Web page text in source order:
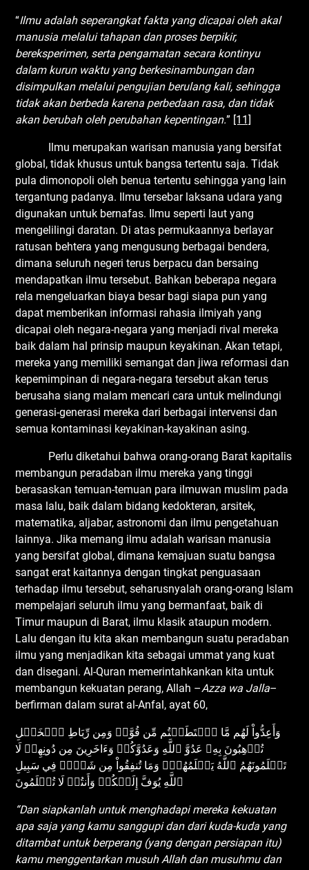
“Ilmu adalah seperangkat fakta yang dicapai oleh akal
manusia melalui tahapan dan proses berpikir,
bereksperimen, serta pengamatan secara kontinyu
dalam kurun waktu yang berkesinambungan dan
disimpulkan melalui pengujian berulang kali, sehingga
tidak akan berbeda karena perbedaan rasa, dan tidak
akan berubah oleh perubahan kepentingan.” [11]
Ilmu merupakan warisan manusia yang bersifat
global, tidak khusus untuk bangsa tertentu saja. Tidak
pula dimonopoli oleh benua tertentu sehingga yang lain
tergantung padanya. Ilmu tersebar laksana udara yang
digunakan untuk bernafas. Ilmu seperti laut yang
mengelilingi daratan. Di atas permukaannya berlayar
ratusan behtera yang mengusung berbagai bendera,
dimana seluruh negeri terus berpacu dan bersaing
mendapatkan ilmu tersebut. Bahkan beberapa negara
rela mengeluarkan biaya besar bagi siapa pun yang
dapat memberikan informasi rahasia ilmiyah yang
dicapai oleh negara-negara yang menjadi rival mereka
baik dalam hal prinsip maupun keyakinan. Akan tetapi,
mereka yang memiliki semangat dan jiwa reformasi dan
kepemimpinan di negara-negara tersebut akan terus
berusaha siang malam mencari cara untuk melindungi
generasi-generasi mereka dari berbagai intervensi dan
semua kontaminasi keyakinan-kayakinan asing.
Perlu diketahui bahwa orang-orang Barat kapitalis
membangun peradaban ilmu mereka yang tinggi
berasaskan temuan-temuan para ilmuwan muslim pada
masa lalu, baik dalam bidang kedokteran, arsitek,
matematika, aljabar, astronomi dan ilmu pengetahuan
lainnya. Jika memang ilmu adalah warisan manusia
yang bersifat global, dimana kemajuan suatu bangsa
sangat erat kaitannya dengan tingkat penguasaan
terhadap ilmu tersebut, seharusnyalah orang-orang Islam
mempelajari seluruh ilmu yang bermanfaat, baik di
Timur maupun di Barat, ilmu klasik ataupun modern.
Lalu dengan itu kita akan membangun suatu peradaban
ilmu yang menjadikan kita sebagai ummat yang kuat
dan disegani. Al-Quran memerintahkankan kita untuk
membangun kekuatan perang, Allah –Azza wa Jalla–
berfirman dalam surat al-Anfal, ayat 60,
وَأَعِدُّواْ لَهُم مَّا ٱسۡتَطَعۡتُم مِّن قُوَّةٖ وَمِن رِّبَاطِ ٱلۡخَيۡلِ
تُرۡهِبُونَ بِهِۦ عَدُوَّ ٱللَّهِ وَعَدُوَّكُمۡ وَءَاخَرِينَ مِن دُونِهِمۡ لَا
تَعۡلَمُونَهُمُ ٱللَّهُ يَعۡلَمُهُمۡۚ وَمَا تُنفِقُواْ مِن شَيۡءٖ فِي سَبِيلِ
“Dan siapkanlah untuk menghadapi mereka kekuatan
apa saja yang kamu sanggupi dan dari kuda-kuda yang
ditambat untuk berperang (yang dengan persiapan itu)
kamu menggentarkan musuh Allah dan musuhmu dan